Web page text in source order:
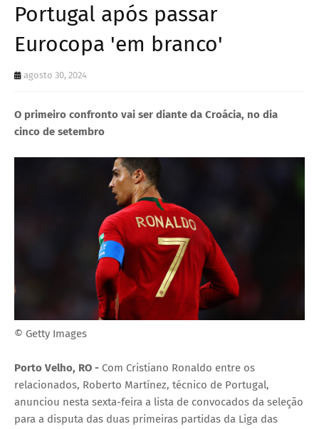
Portugal após passar
Eurocopa 'em branco'
agosto 30, 2024
O primeiro confronto vai ser diante da Croácia, no dia
cinco de setembro
© Getty Images
Porto Velho, RO - Com Cristiano Ronaldo entre os
relacionados, Roberto Martínez, técnico de Portugal,
anunciou nesta sexta-feira a lista de convocados da seleção
para a disputa das duas primeiras partidas da Liga das